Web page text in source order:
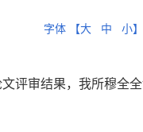
字体 【大 中 小】
评审结果，我所穆全